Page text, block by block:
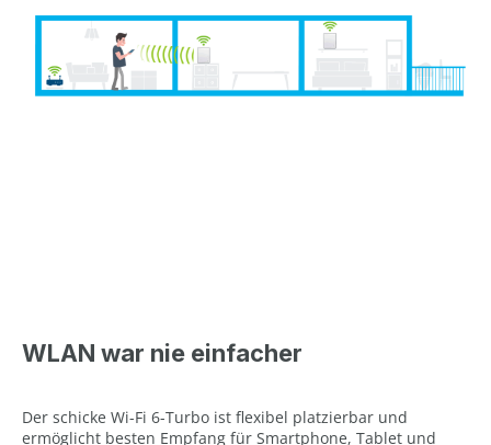
WLAN war nie einfacher
Der schicke Wi-Fi 6-Turbo ist flexibel platzierbar und
ermöglicht besten Empfang für Smartphone, Tablet und